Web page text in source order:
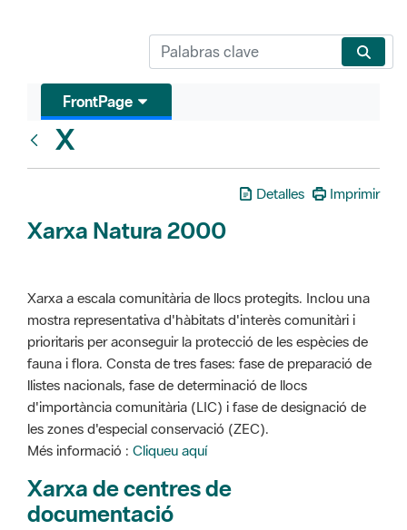
FrontPage
X
Detalles Imprimir
Xarxa Natura 2000
Xarxa a escala comunitària de llocs protegits. Inclou una
mostra representativa d'hàbitats d'interès comunitàri i
prioritaris per aconseguir la protecció de les espècies de
fauna i flora. Consta de tres fases: fase de preparació de
llistes nacionals, fase de determinació de llocs
d'importància comunitària (LIC) i fase de designació de
les zones d'especial conservació (ZEC).
Més informació : Cliqueu aquí
Xarxa de centres de
documentació